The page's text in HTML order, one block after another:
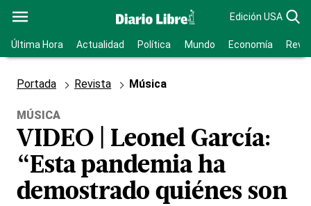
Edición USA
Última Hora Actualidad Política Mundo Economía
Portada Revista Música
MÚSICA
VIDEO | Leonel García:
“Esta pandemia ha
demostrado quiénes son